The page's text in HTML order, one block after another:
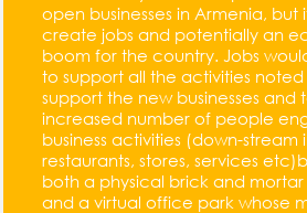
open businesses in Armenia, but
create jobs and potentially an
boom for the country. Jobs
to support all the activities
support the new businesses and
increased number of people
business activities (down-
restaurants, stores, services
both a physical brick and
and a virtual office park whose